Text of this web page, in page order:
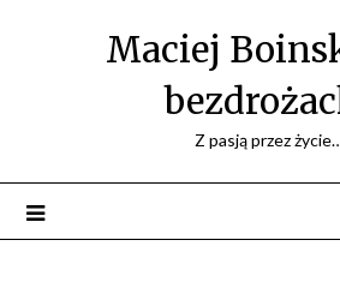
Maciej
Z pasją przez